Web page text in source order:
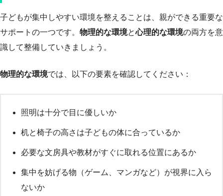
子どもが集中しやすい環境を整えることは、親ができる重要な
サポートの一つです。 物理的な環境と心理的な環境の両方を意
識して整備していきましょう。
物理的な環境では、以下の要素を確認してください：
照明は十分で目に優しいか
机と椅子の高さは子どもの体に合っているか
必要な文房具や教材がすぐに取れる位置にあるか
集中を妨げる物（ゲーム、マンガなど）が視界に入ら
ないか